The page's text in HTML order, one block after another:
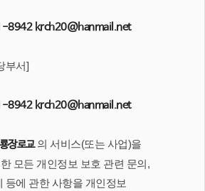
8942 krch20@hanmail.net
부서]
8942 krch20@hanmail.net
장로교의 서비스(또는 사업)을
모든 개인정보 보호 관련 문의,
등에 관한 사항을 개인정보